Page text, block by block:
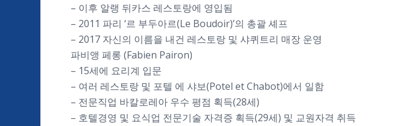
– 이후 알랭 뒤카스 레스토랑에 영입됨
– 2011 파리 ‘르 부두아르(Le Boudoir)’의 총괄 셰프
– 2017 자신의 이름을 내건 레스토랑 및 샤퀴트리 매장 운영
파비앵 페롱 (Fabien Pairon)
– 15세에 요리계 입문
– 여러 레스토랑 및 포텔 에 샤보(Potel et Chabot)에서 일함
– 전문직업 바칼로레아 우수 평점 획득(28세)
– 호텔경영 및 요식업 전문기술 자격증 획득(29세) 및 교원자격 취득